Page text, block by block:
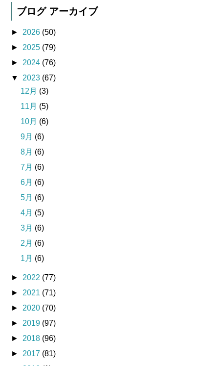
ブログ アーカイブ
► 2026 (50)
► 2025 (79)
► 2024 (76)
▼ 2023 (67)
12月 (3)
11月 (5)
10月 (6)
9月 (6)
8月 (6)
7月 (6)
6月 (6)
5月 (6)
4月 (5)
3月 (6)
2月 (6)
1月 (6)
► 2022 (77)
► 2021 (71)
► 2020 (70)
► 2019 (97)
► 2018 (96)
► 2017 (81)